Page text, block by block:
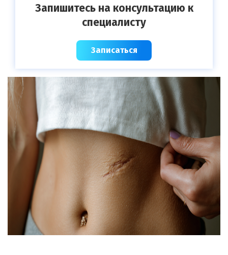
Запишитесь на консультацию к
специалисту
Записаться